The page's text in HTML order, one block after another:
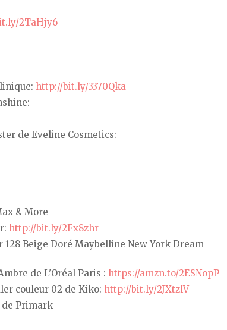
2TaHjy6
http://bit.ly/3370Qka
de Eveline Cosmetics:
& More
http://bit.ly/2Fx8zhr
Beige Doré Maybelline New York Dream
de L'Oréal Paris : https://amzn.to/2ESNopP
couleur 02 de Kiko: http://bit.ly/2JXtzlV
de Primark